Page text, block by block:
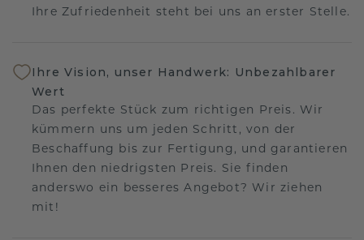
Ihre Zufriedenheit steht bei uns an erster Stelle.
Ihre Vision, unser Handwerk: Unbezahlbarer
Wert
Das perfekte Stück zum richtigen Preis. Wir
kümmern uns um jeden Schritt, von der
Beschaffung bis zur Fertigung, und garantieren
Ihnen den niedrigsten Preis. Sie finden
anderswo ein besseres Angebot? Wir ziehen
mit!